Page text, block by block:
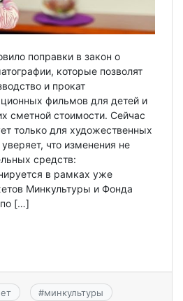
поправки в закон о
которые позволят
и прокат
фильмов для детей и
сметной стоимости. Сейчас
только для художественных
что изменения не
средств:
в рамках уже
Минкультуры и Фонда
[…]
#минкультуры